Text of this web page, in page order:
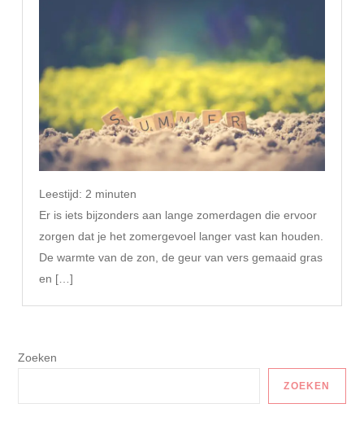
Leestijd: 2 minuten
Er is iets bijzonders aan lange zomerdagen die ervoor
zorgen dat je het zomergevoel langer vast kan houden.
De warmte van de zon, de geur van vers gemaaid gras
en […]
Zoeken
ZOEKEN